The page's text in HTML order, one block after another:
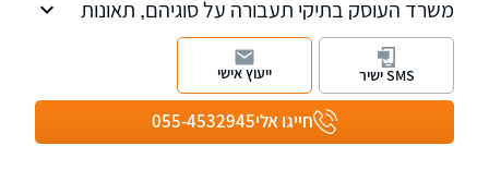
משרד העוסק בתיקי תעבורה על סוגיהם, תאונות
דרכים, תיקי מהירות, תיקי שכרות, עבירות תעבורה
על סוגיהן. עו"ד ידגר תפקד בעבר כבוחן וחוקר
תאונות דרכים באגף התנועה של משטרת ישראל
וכעד מומחה בתיקי חקירה ובבתי המשפט, לכן
נחשב כבעל ניסיון מקצועי רב בתחום חקר תאונות
חייגו אלי055-4532945
SMS ישיר ייעוץ אישי